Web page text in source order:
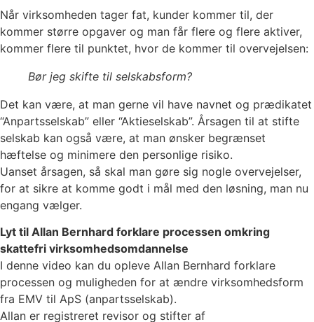
Når virksomheden tager fat, kunder kommer til, der
kommer større opgaver og man får flere og flere aktiver,
kommer flere til punktet, hvor de kommer til overvejelsen:
Bør jeg skifte til selskabsform?
Det kan være, at man gerne vil have navnet og prædikatet
“Anpartsselskab” eller “Aktieselskab”. Årsagen til at stifte
selskab kan også være, at man ønsker begrænset
hæftelse og minimere den personlige risiko.
Uanset årsagen, så skal man gøre sig nogle overvejelser,
for at sikre at komme godt i mål med den løsning, man nu
engang vælger.
Lyt til Allan Bernhard forklare processen omkring
skattefri virksomhedsomdannelse
I denne video kan du opleve Allan Bernhard forklare
processen og muligheden for at ændre virksomhedsform
fra EMV til ApS (anpartsselskab).
Allan er registreret revisor og stifter af